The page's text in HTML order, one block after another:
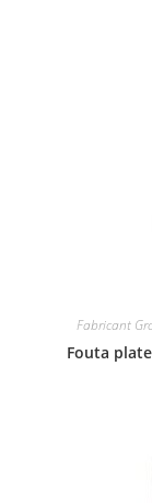
Fabricant
Fouta